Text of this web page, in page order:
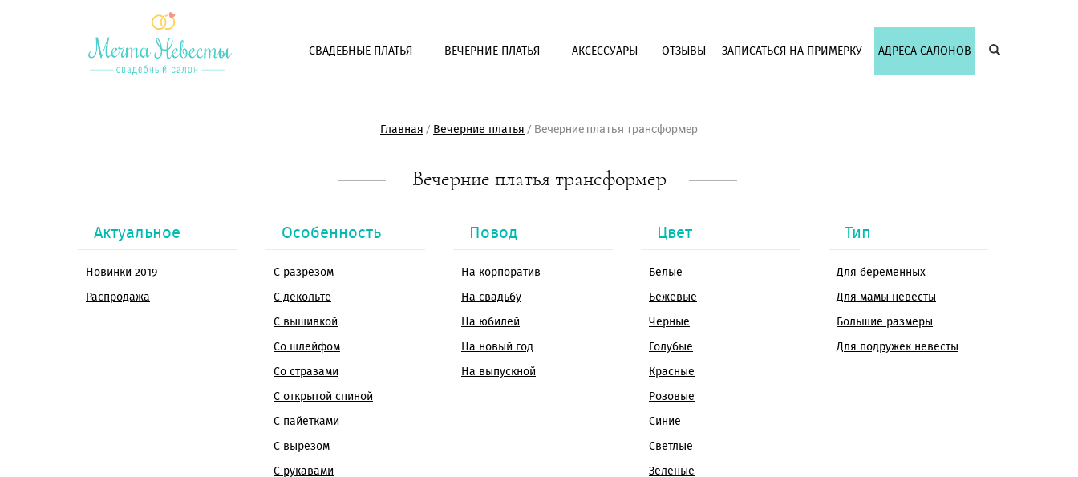
СВАДЕБНЫЕ ПЛАТЬЯ ВЕЧЕРНИЕ ПЛАТЬЯ АКСЕССУАРЫ ОТЗЫВЫ ЗАПИСАТЬСЯ НА ПРИМЕРКУ АДРЕСА САЛОНОВ
Главная / Вечерние платья / Вечерние платья трансформер
Вечерние платья трансформер
Актуальное
Новинки 2019
Распродажа
Особенность
С разрезом
С декольте
С вышивкой
Со шлейфом
Со стразами
С открытой спиной
С пайетками
С вырезом
С рукавами
Повод
На корпоратив
На свадьбу
На юбилей
На новый год
На выпускной
Цвет
Белые
Бежевые
Черные
Голубые
Красные
Розовые
Синие
Светлые
Зеленые
Тип
Для беременных
Для мамы невесты
Большие размеры
Для подружек невесты
OK
Выбрать салон
* - Обязательное для заполнения поле
Нажимая кнопку "Отправить" вы соглашаетесь
условиями оферты Отправить
Отправка...
Задать вопрос
* - Обязательное для заполнения поле
Защита от автоматического
Отправить